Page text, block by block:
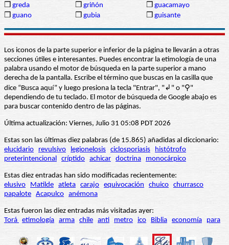
❒ greda ❒ griñón ❒ guacamayo
❒ guano ❒ gubia ❒ guisante
Los iconos de la parte superior e inferior de la página te llevarán a otras
secciones útiles e interesantes. Puedes encontrar la etimología de una
palabra usando el motor de búsqueda en la parte superior a mano
derecha de la pantalla. Escribe el término que buscas en la casilla que
dice “Busca aquí” y luego presiona la tecla "Entrar", "↲" o "⚲"
dependiendo de tu teclado. El motor de búsqueda de Google abajo es
para buscar contenido dentro de las páginas.
Última actualización: Viernes, Julio 31 05:08 PDT 2026
Estas son las últimas diez palabras (de 15.865) añadidas al diccionario:
elucidario
revulsivo legionelosis ciclosporiasis
histótrofo
preterintencional críptido achicar doctrina monocárpico
Estas diez entradas han sido modificadas recientemente:
elusivo
Matilde atleta carajo equivocación chuico churrasco
papalote Acapulco anémona
Estas fueron las diez entradas más visitadas ayer:
Torá etimología arma chile anti metro ico Biblia economía para